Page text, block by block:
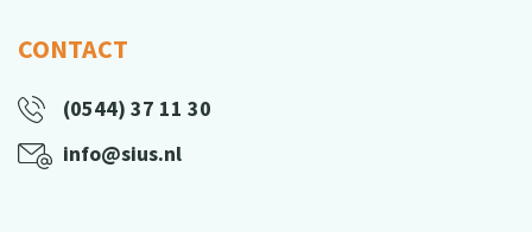
CONTACT
(0544) 37 11 30
info@sius.nl